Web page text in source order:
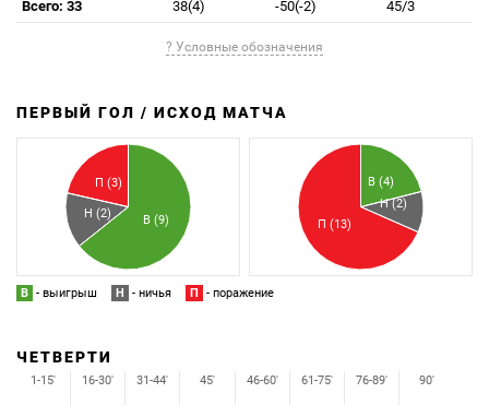
Всего: 33 38(4) -50(-2) 45/3
? Условные обозначения
ПЕРВЫЙ ГОЛ / ИСХОД МАТЧА
В (9)
Н (2)
П (3)
В (4)
Н (2)
П (13)
В - выигрыш Н - ничья П - поражение
ЧЕТВЕРТИ
1-15' 16-30' 31-44' 45' 46-60' 61-75' 76-89' 90'